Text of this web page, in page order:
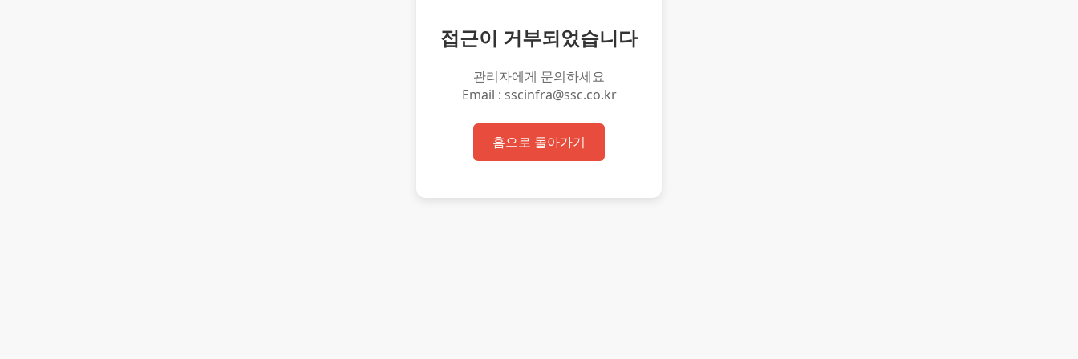
접근이 거부되었습니다
관리자에게 문의하세요
Email : sscinfra@ssc.co.kr
홈으로 돌아가기